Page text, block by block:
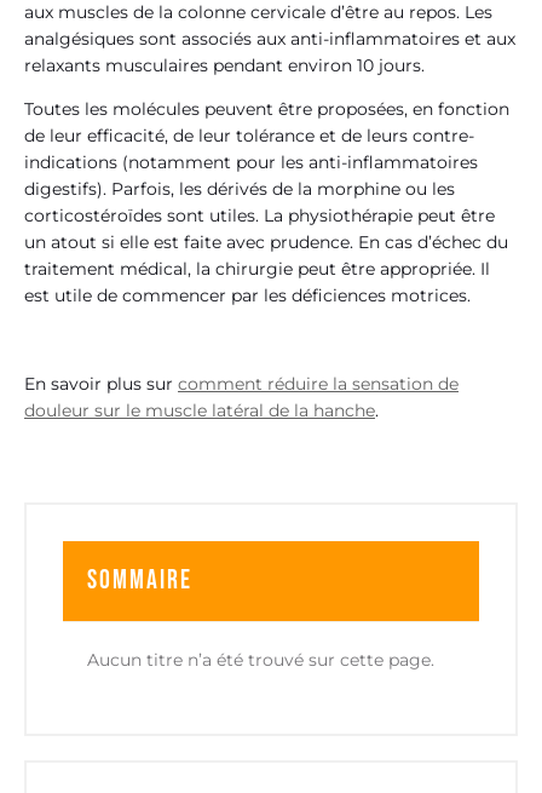
aux muscles de la colonne cervicale d’être au repos. Les
analgésiques sont associés aux anti-inflammatoires et aux
relaxants musculaires pendant environ 10 jours.
Toutes les molécules peuvent être proposées, en fonction
de leur efficacité, de leur tolérance et de leurs contre-
indications (notamment pour les anti-inflammatoires
digestifs). Parfois, les dérivés de la morphine ou les
corticostéroïdes sont utiles. La physiothérapie peut être
un atout si elle est faite avec prudence. En cas d’échec du
traitement médical, la chirurgie peut être appropriée. Il
est utile de commencer par les déficiences motrices.
En savoir plus sur comment réduire la sensation de
douleur sur le muscle latéral de la hanche.
Sommaire
Aucun titre n’a été trouvé sur cette page.